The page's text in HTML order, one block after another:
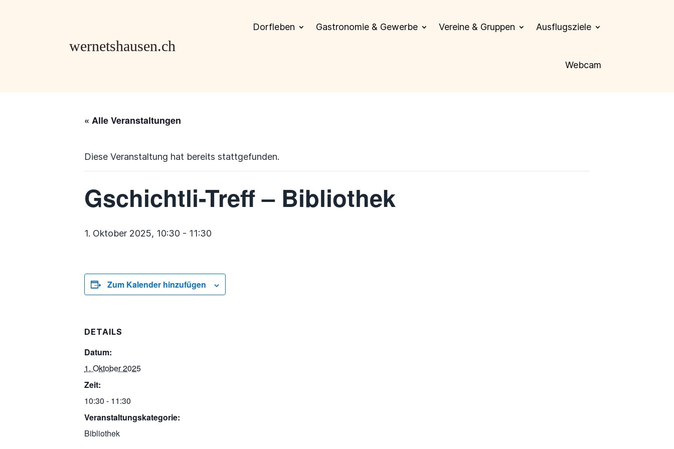
Dorfleben Gastronomie & Gewerbe Vereine & Gruppen Ausflugsziele
Webcam
« Alle Veranstaltungen
Diese Veranstaltung hat bereits stattgefunden.
Gschichtli-Treff – Bibliothek
1. Oktober 2025, 10:30 - 11:30
Zum Kalender hinzufügen
DETAILS
Datum:
1. Oktober 2025
Zeit:
10:30 - 11:30
Veranstaltungskategorie:
Bibliothek